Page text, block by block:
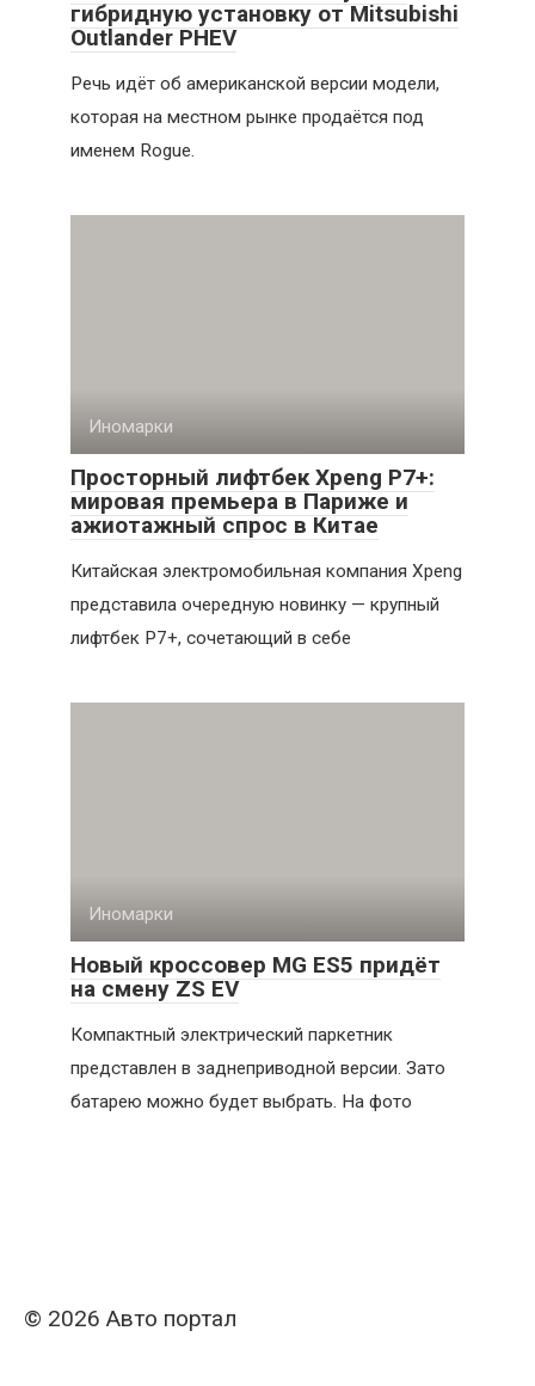
гибридную установку от Mitsubishi
Outlander PHEV
Речь идёт об американской версии модели,
которая на местном рынке продаётся под
именем Rogue.
Иномарки
Просторный лифтбек Xpeng P7+:
мировая премьера в Париже и
ажиотажный спрос в Китае
Китайская электромобильная компания Xpeng
представила очередную новинку — крупный
лифтбек P7+, сочетающий в себе
Иномарки
Новый кроссовер MG ES5 придёт
на смену ZS EV
Компактный электрический паркетник
представлен в заднеприводной версии. Зато
батарею можно будет выбрать. На фото
© 2026 Авто портал